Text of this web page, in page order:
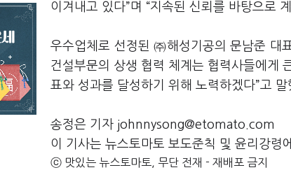
이겨내고 있다”며 “지속된 신뢰를 바탕으로
우수업체로 선정된 ㈜해성기공의 문남준 대
건설부문의 상생 협력 체계는 협력사들에게
표와 성과를 달성하기 위해 노력하겠다”고 말
송정은 기자 johnnysong@etomato.com
이 기사는 뉴스토마토 보도준칙 및 윤리강령
ⓒ 맛있는 뉴스토마토, 무단 전재 - 재배포 금지